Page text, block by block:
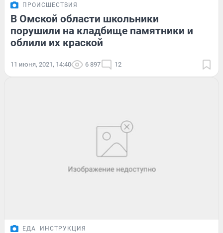
ПРОИСШЕСТВИЯ
В Омской области школьники
порушили на кладбище памятники и
облили их краской
11 июня, 2021, 14:40 6 897 12
ЕДА ИНСТРУКЦИЯ